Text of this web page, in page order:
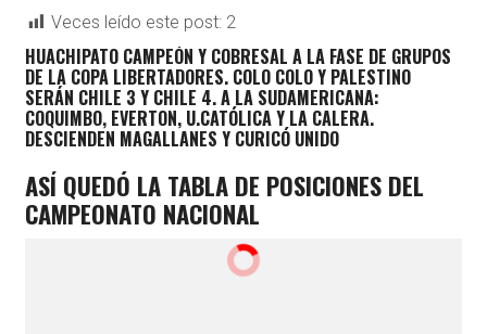
Veces leído este post: 2
HUACHIPATO CAMPEÓN Y COBRESAL A LA FASE DE GRUPOS
DE LA COPA LIBERTADORES. COLO COLO Y PALESTINO
SERÁN CHILE 3 Y CHILE 4. A LA SUDAMERICANA:
COQUIMBO, EVERTON, U.CATÓLICA Y LA CALERA.
DESCIENDEN MAGALLANES Y CURICÓ UNIDO
ASÍ QUEDÓ LA TABLA DE POSICIONES DEL
CAMPEONATO NACIONAL